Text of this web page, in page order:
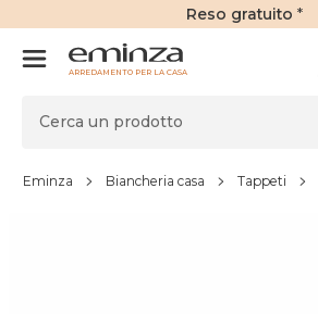
Reso gratuito *
ARREDAMENTO PER LA CASA
Eminza Biancheria casa Tappeti